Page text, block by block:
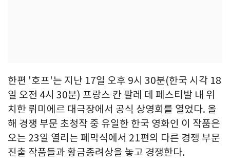
한편 '호프'는 지난 17일 오후 9시 30분(한국 시각 18
일 오전 4시 30분) 프랑스 칸 팔레 데 페스티발 내 위
치한 뤼미에르 대극장에서 공식 상영회를 열었다. 올
해 경쟁 부문 초청작 중 유일한 한국 영화인 이 작품은
오는 23일 열리는 폐막식에서 21편의 다른 경쟁 부문
진출 작품들과 황금종려상을 놓고 경쟁한다.